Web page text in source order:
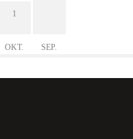
1
OKT. SEP.